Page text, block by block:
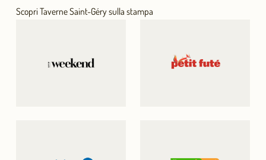
Scopri Taverne Saint-Géry sulla stampa